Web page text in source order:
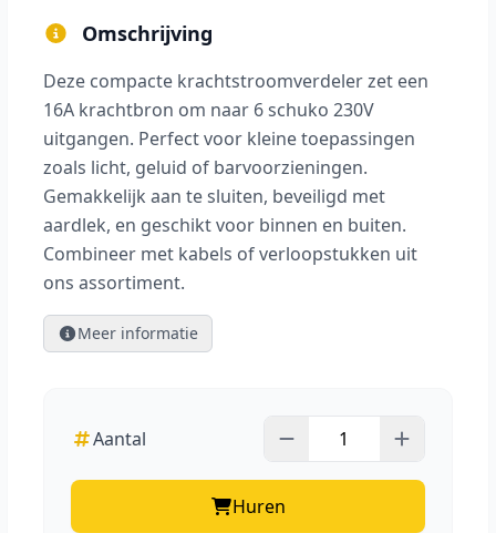
Omschrijving
Deze compacte krachtstroomverdeler zet een
16A krachtbron om naar 6 schuko 230V
uitgangen. Perfect voor kleine toepassingen
zoals licht, geluid of barvoorzieningen.
Gemakkelijk aan te sluiten, beveiligd met
aardlek, en geschikt voor binnen en buiten.
Combineer met kabels of verloopstukken uit
ons assortiment.
Meer informatie
Aantal
Huren